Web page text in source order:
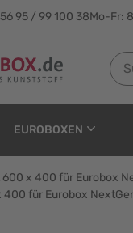
95 / 99 100 38Mo-Fr:
EUROBOXEN
x 400 für Eurobox
für Eurobox